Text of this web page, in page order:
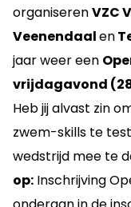
organiserenVZC
Veenendaalen
jaar weer een
vrijdagavond
Heb jij alvast zin
zwem-skills te
wedstrijd mee te
op: Inschrijving